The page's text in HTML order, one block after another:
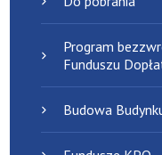
Program
Funduszu
Budowa